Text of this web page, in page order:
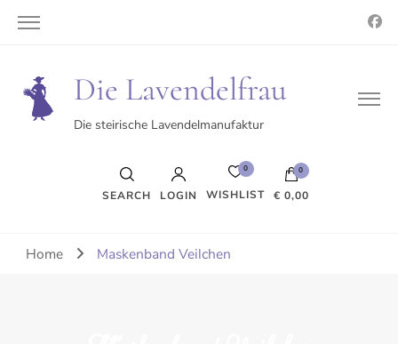
Die Lavendelfrau
Die steirische Lavendelmanufaktur
SEARCH LOGIN
0
WISHLIST
0
€ 0,00
Es befinden sich keine Produkte im Warenkorb.
Home Maskenband Veilchen